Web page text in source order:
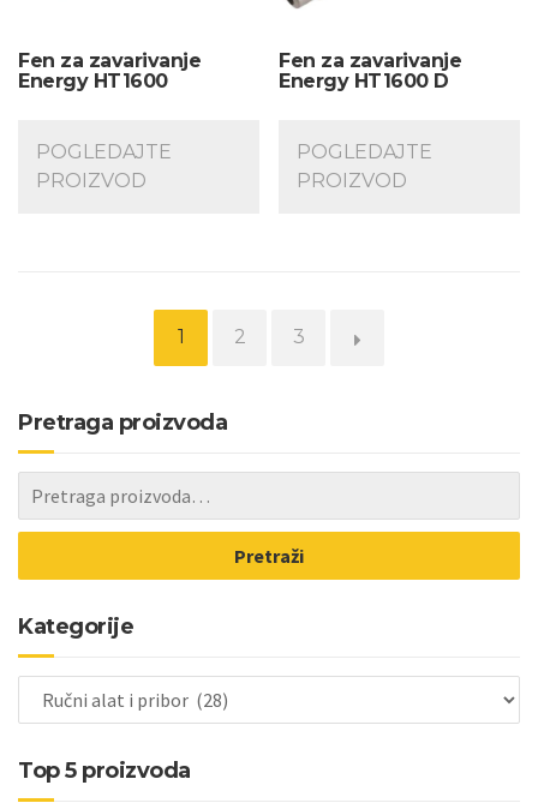
Fen za zavarivanje
Energy HT1600
POGLEDAJTE
PROIZVOD
Fen za zavarivanje
Energy HT1600 D
POGLEDAJTE
PROIZVOD
1 2 3 →
Pretraga proizvoda
Pretraži
Kategorije
Top 5 proizvoda